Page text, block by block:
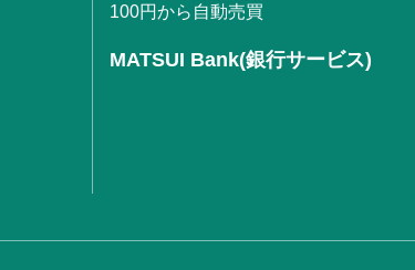
100円から自動売買
MATSUI Bank(銀行サービス)